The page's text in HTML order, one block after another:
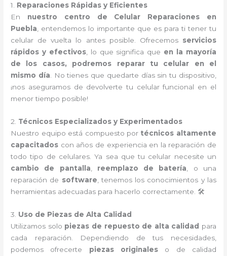
1. Reparaciones Rápidas y Eficientes
En nuestro centro de Celular Reparaciones en
Puebla , entendemos lo importante que es para ti tener tu
celular de vuelta lo antes posible. Ofrecemos servicios
rápidos y efectivos, lo que significa que en la mayoría
de los casos, podremos reparar tu celular en el
mismo día . No tienes que quedarte días sin tu dispositivo,
¡nos aseguramos de devolverte tu celular funcional en el
menor tiempo posible!
2. Técnicos Especializados y Experimentados
Nuestro equipo está compuesto por técnicos altamente
capacitados con años de experiencia en la reparación de
todo tipo de celulares. Ya sea que tu celular necesite un
cambio de pantalla
reemplazo de batería , o una
reparación de software , tenemos los conocimientos y las
herramientas adecuadas para hacerlo correctamente. 🛠️
3. Uso de Piezas de Alta Calidad
Utilizamos solo piezas de repuesto de alta calidad para
cada reparación. Dependiendo de tus necesidades,
podemos ofrecerte piezas originales o de calidad